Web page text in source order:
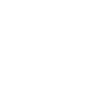
des applications.